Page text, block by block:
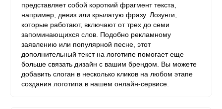
представляет собой короткий фрагмент текста,
например, девиз или крылатую фразу. Лозунги,
которые работают, включают от трех до семи
запоминающихся слов. Подобно рекламному
заявлению или популярной песне, этот
дополнительный текст на логотипе помогает еще
больше связать дизайн с вашим брендом. Вы можете
добавить слоган в несколько кликов на любом этапе
создания логотипа в нашем онлайн-сервисе.